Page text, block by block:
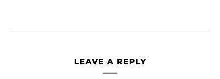
LEAVE A REPLY